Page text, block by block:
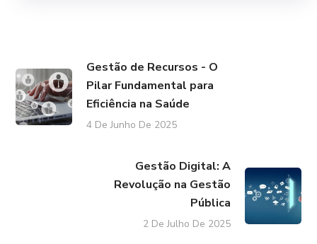
Gestão de Recursos - O
Pilar Fundamental para
Eficiência na Saúde
4 De Junho De 2025
Gestão Digital: A
Revolução na Gestão
Pública
2 De Julho De 2025